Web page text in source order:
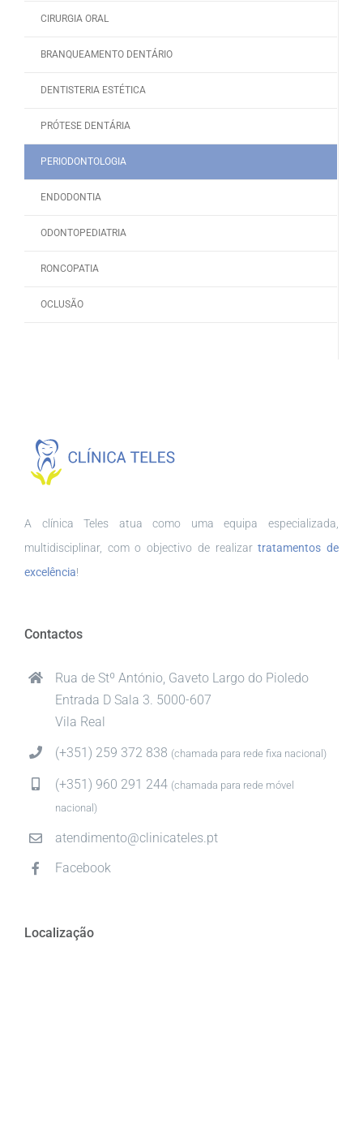
CIRURGIA ORAL
BRANQUEAMENTO DENTÁRIO
DENTISTERIA ESTÉTICA
PRÓTESE DENTÁRIA
PERIODONTOLOGIA
ENDODONTIA
ODONTOPEDIATRIA
RONCOPATIA
OCLUSÃO
A clínica Teles atua como uma equipa especializada,
multidisciplinar, com o objectivo de realizartratamentos de
excelência!
Contactos
Rua de Stº António, Gaveto Largo do Pioledo
Entrada D Sala 3. 5000-607
Vila Real
(+351) 259 372 838 (chamada para rede fixa nacional)
(+351) 960 291 244 (chamada para rede móvel
nacional)
atendimento@clinicateles.pt
Facebook
Localização